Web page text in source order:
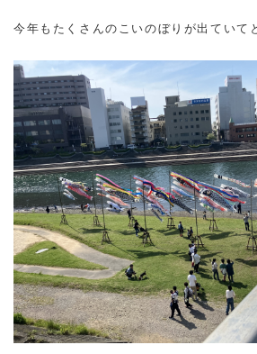
今年もたくさんのこいのぼりが出ていて